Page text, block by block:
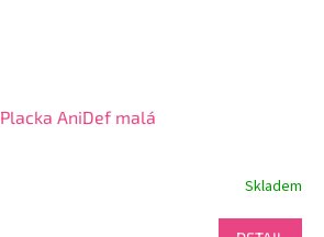
Placka AniDef malá
Skladem